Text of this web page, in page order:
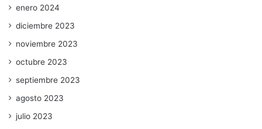
enero 2024
diciembre 2023
noviembre 2023
octubre 2023
septiembre 2023
agosto 2023
julio 2023